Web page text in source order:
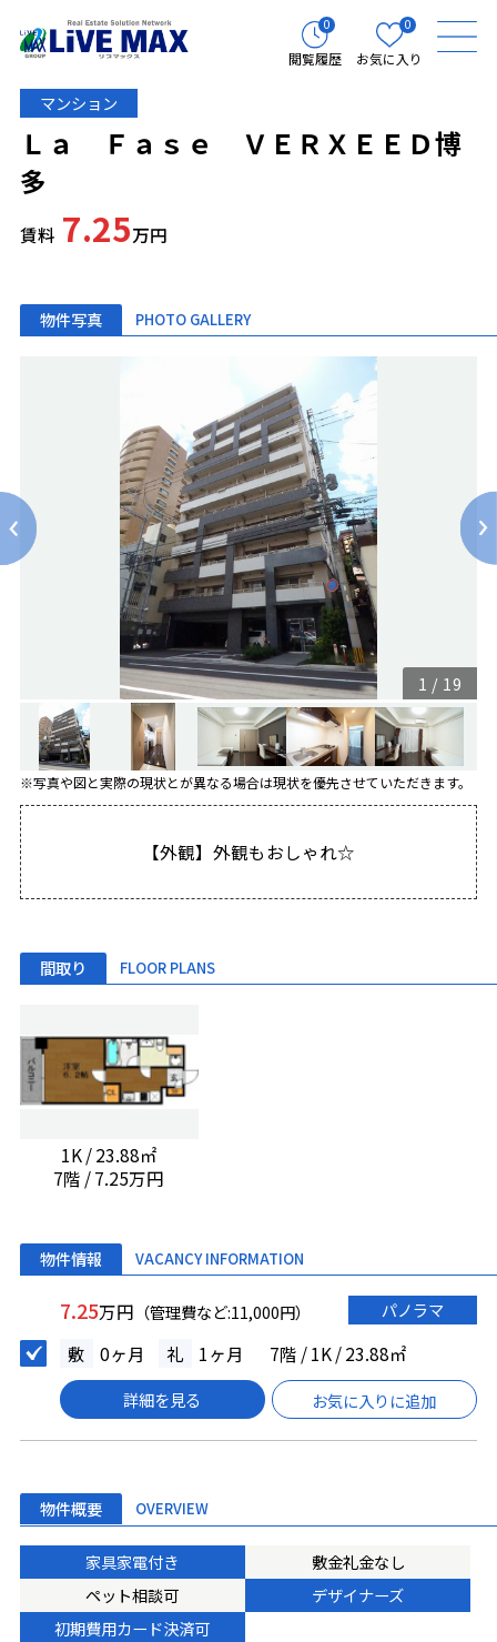
0
閲覧履歴
0
お気に入り
マンション
Ｌａ Ｆａｓｅ ＶＥＲＸＥＥＤ博
多
賃料 7.25万円
物件写真 PHOTO GALLERY
1 / 19
※写真や図と実際の現状とが異なる場合は現状を優先させていただきます。
【外観】外観もおしゃれ☆
間取り FLOOR PLANS
1K / 23.88㎡
7階 / 7.25万円
物件情報 VACANCY INFORMATION
7.25万円 （管理費など:11,000円） パノラマ
敷 0ヶ月 礼 1ヶ月 7階 / 1K / 23.88㎡
詳細を見る お気に入りに追加
物件概要 OVERVIEW
家具家電付き
敷金礼金なし
ペット相談可
デザイナーズ
初期費用カード決済可